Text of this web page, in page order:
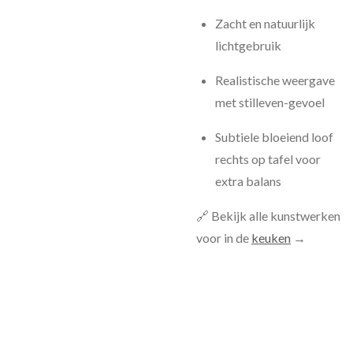
Zacht en natuurlijk
lichtgebruik
Realistische weergave
met stilleven-gevoel
Subtiele bloeiend loof
rechts op tafel voor
extra balans
🔗 Bekijk alle kunstwerken
voor in de keuken →